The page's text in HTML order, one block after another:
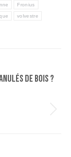
Fronius
volvestre
de bois ?